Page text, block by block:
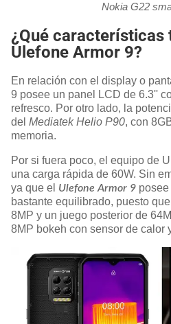
Nokia G22
¿Qué características
Ulefone Armor 9?
En relación con el display o
9 posee un panel LCD de 6.3''
refresco. Por otro lado, la
del Mediatek Helio P90, con
memoria.
Por si fuera poco, el equipo de
una carga rápida de 60W. Sin
ya que el Ulefone Armor 9
bastante equilibrado, puesto
8MP y un juego posterior de
8MP bokeh con sensor de calor